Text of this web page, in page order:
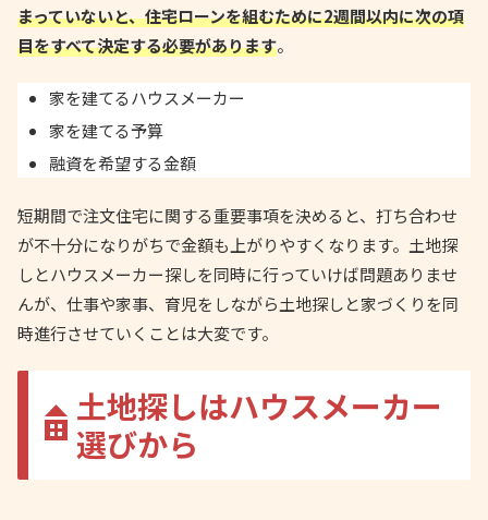
まっていないと、住宅ローンを組むために2週間以内に次の項
目をすべて決定する必要があります。
家を建てるハウスメーカー
家を建てる予算
融資を希望する金額
短期間で注文住宅に関する重要事項を決めると、打ち合わせ
が不十分になりがちで金額も上がりやすくなります。土地探
しとハウスメーカー探しを同時に行っていけば問題ありませ
んが、仕事や家事、育児をしながら土地探しと家づくりを同
時進行させていくことは大変です。
土地探しはハウスメーカー
選びから